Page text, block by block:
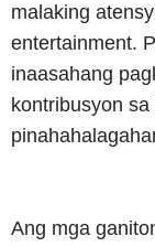
malaking
entertainment.
inaasahang
kontribusyon
Ang mga